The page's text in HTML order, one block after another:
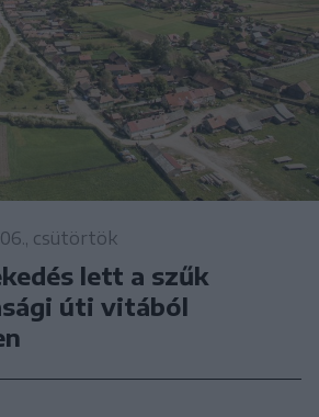
csütörtök
lett a szűk
úti vitából